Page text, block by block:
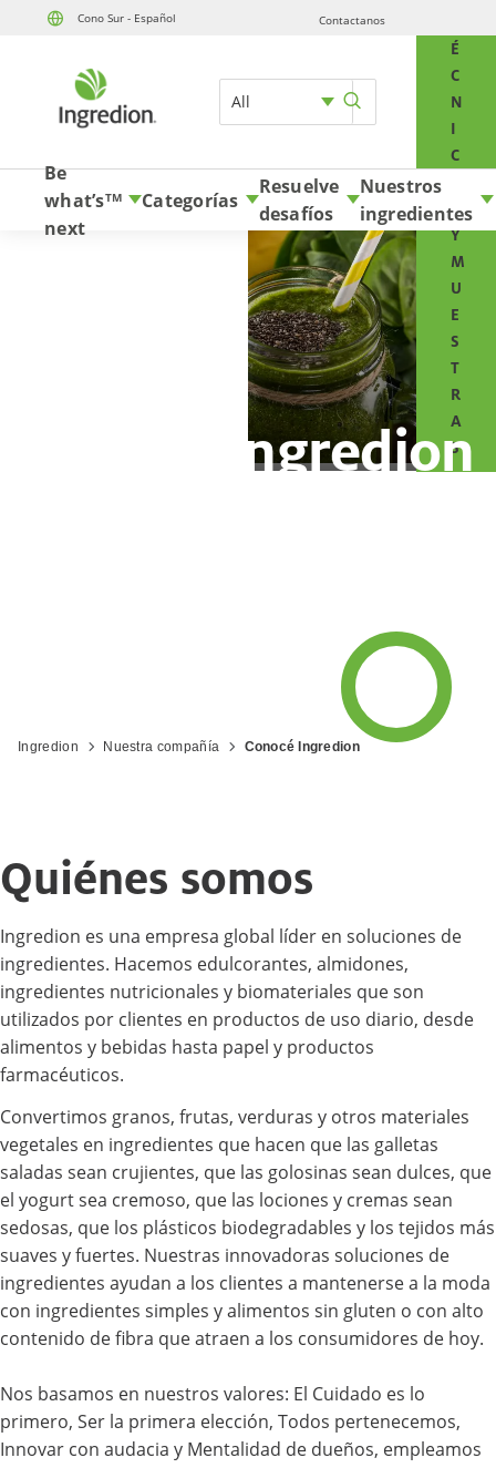
Cono Sur - Español Contactanos
All
É
C
N
I
C
S
Y
M
U
E
S
T
R
A
S
Be
what’s
next
TM Categorías
Resuelve
desafíos
Nuestros
ingredientes
Conocé Ingredion
Ingredion Nuestra compañía Conocé Ingredion
Quiénes somos
Ingredion es una empresa global líder en soluciones de
ingredientes. Hacemos edulcorantes, almidones,
ingredientes nutricionales y biomateriales que son
utilizados por clientes en productos de uso diario, desde
alimentos y bebidas hasta papel y productos
farmacéuticos.
Convertimos granos, frutas, verduras y otros materiales
vegetales en ingredientes que hacen que las galletas
saladas sean crujientes, que las golosinas sean dulces, que
el yogurt sea cremoso, que las lociones y cremas sean
sedosas, que los plásticos biodegradables y los tejidos más
suaves y fuertes. Nuestras innovadoras soluciones de
ingredientes ayudan a los clientes a mantenerse a la moda
con ingredientes simples y alimentos sin gluten o con alto
contenido de fibra que atraen a los consumidores de hoy.
Nos basamos ​​en nuestros valores: El Cuidado es lo
primero, Ser la primera elección, Todos pertenecemos,
Innovar con audacia y Mentalidad de dueños, empleamos